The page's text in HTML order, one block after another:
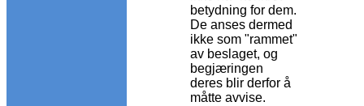
betydning for dem.
De anses dermed
ikke som "rammet"
av beslaget, og
begjæringen
deres blir derfor å
måtte avvise.